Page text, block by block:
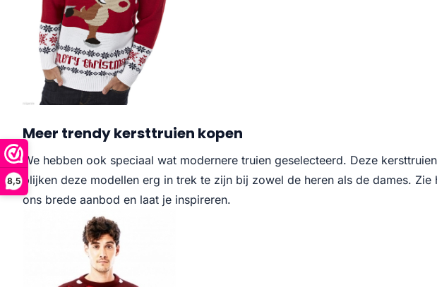
8,5
Meer trendy kersttruien kopen
We hebben ook speciaal wat modernere truien geselecteerd. Deze
blijken deze modellen erg in trek te zijn bij zowel de heren als de dames.
ons brede aanbod en laat je inspireren.